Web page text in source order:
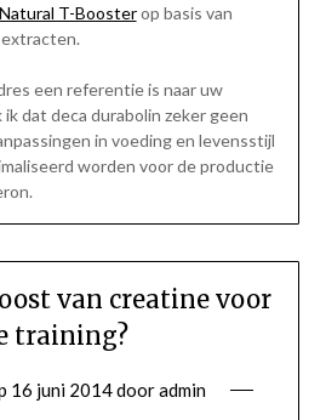
Natural T-Boosterop basis van
een referentie is naar uw
dat deca durabolin zeker geen
in voeding en levensstijl
worden voor de productie
van creatine voor
training?
16 juni 2014dooradmin